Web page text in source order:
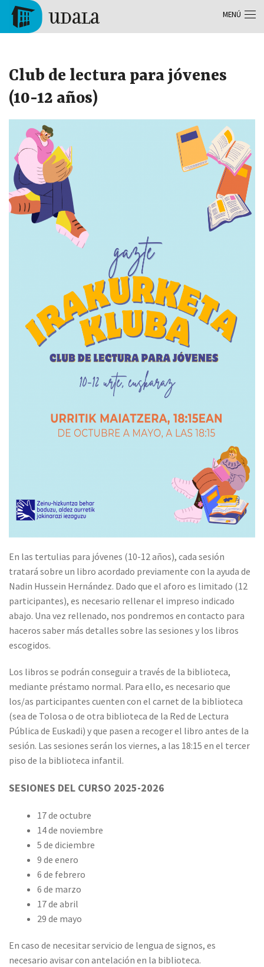
Pasar al contenido principal
Club de lectura para jóvenes
(10-12 años)
En las tertulias para jóvenes (10-12 años), cada sesión
tratará sobre un libro acordado previamente con la ayuda de
Nadin Hussein Hernández. Dado que el aforo es limitado (12
participantes), es necesario rellenar el impreso indicado
abajo. Una vez rellenado, nos pondremos en contacto para
haceros saber más detalles sobre las sesiones y los libros
escogidos.
Los libros se podrán conseguir a través de la biblioteca,
mediante préstamo normal. Para ello, es necesario que
los/as participantes cuenten con el carnet de la biblioteca
(sea de Tolosa o de otra biblioteca de la Red de Lectura
Pública de Euskadi) y que pasen a recoger el libro antes de la
sesión. Las sesiones serán los viernes, a las 18:15 en el tercer
piso de la biblioteca infantil.
SESIONES DEL CURSO 2025-2026
17 de octubre
14 de noviembre
5 de diciembre
9 de enero
6 de febrero
6 de marzo
17 de abril
29 de mayo
En caso de necesitar servicio de lengua de signos, es
necesario avisar con antelación en la biblioteca.
MENÚ